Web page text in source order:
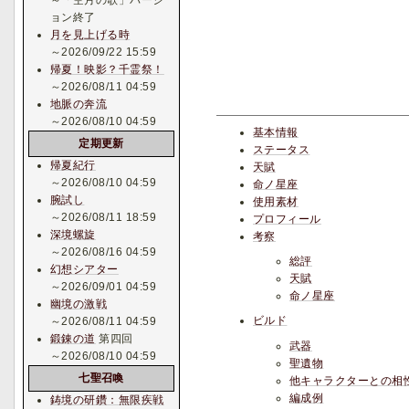
基本情報
ステータス
天賦
命ノ星座
使用素材
プロフィール
考察
総評
天賦
命ノ星座
ビルド
武器
聖遺物
他キャラクターとの相
編成例
ョン終了
月を見上げる時
～2026/09/22 15:59
帰夏！映影？千霊祭！
～2026/08/11 04:59
地脈の奔流
～2026/08/10 04:59
定期更新
帰夏紀行
～2026/08/10 04:59
腕試し
～2026/08/11 18:59
深境螺旋
～2026/08/16 04:59
幻想シアター
～2026/09/01 04:59
幽境の激戦
～2026/08/11 04:59
鍛錬の道 第四回
～2026/08/10 04:59
七聖召喚
鋳境の研鑽：無限疾戦